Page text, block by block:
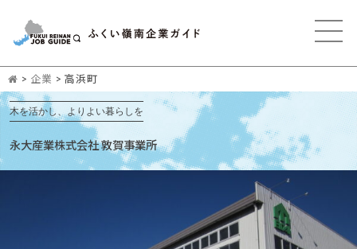
> 企業 > 高浜町
木を活かし、よりよい暮らしを
永大産業株式会社 敦賀事業所